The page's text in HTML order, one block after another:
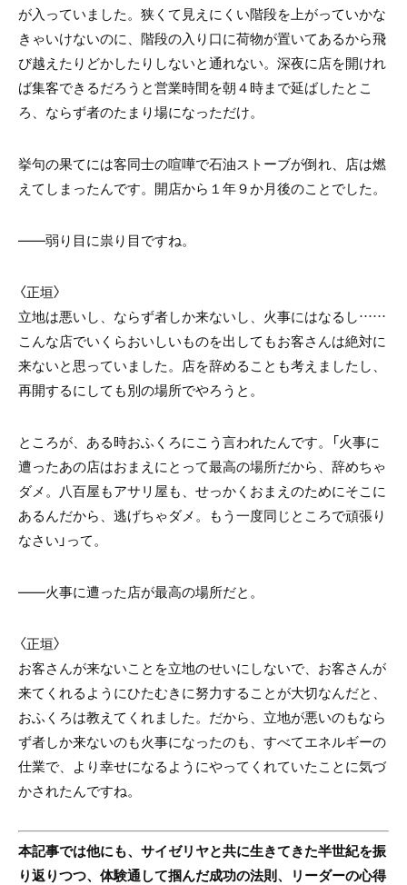
が入っていました。狭くて見えにくい階段を上がっていかな
きゃいけないのに、階段の入り口に荷物が置いてあるから飛
び越えたりどかしたりしないと通れない。深夜に店を開けれ
ば集客できるだろうと営業時間を朝４時まで延ばしたとこ
ろ、ならず者のたまり場になっただけ。
挙句の果てには客同士の喧嘩で石油ストーブが倒れ、店は燃
えてしまったんです。開店から１年９か月後のことでした。
――弱り目に祟り目ですね。
〈正垣〉
立地は悪いし、ならず者しか来ないし、火事にはなるし……
こんな店でいくらおいしいものを出してもお客さんは絶対に
来ないと思っていました。店を辞めることも考えましたし、
再開するにしても別の場所でやろうと。
ところが、ある時おふくろにこう言われたんです。「火事に
遭ったあの店はおまえにとって最高の場所だから、辞めちゃ
ダメ。八百屋もアサリ屋も、せっかくおまえのためにそこに
あるんだから、逃げちゃダメ。もう一度同じところで頑張り
なさい」って。
――火事に遭った店が最高の場所だと。
〈正垣〉
お客さんが来ないことを立地のせいにしないで、お客さんが
来てくれるようにひたむきに努力することが大切なんだと、
おふくろは教えてくれました。だから、立地が悪いのもなら
ず者しか来ないのも火事になったのも、すべてエネルギーの
仕業で、より幸せになるようにやってくれていたことに気づ
かされたんですね。
本記事では他にも、 サイゼリヤと共に生きてきた半世紀を振
り返りつつ、体験通して掴んだ成功の法則、リーダーの心得